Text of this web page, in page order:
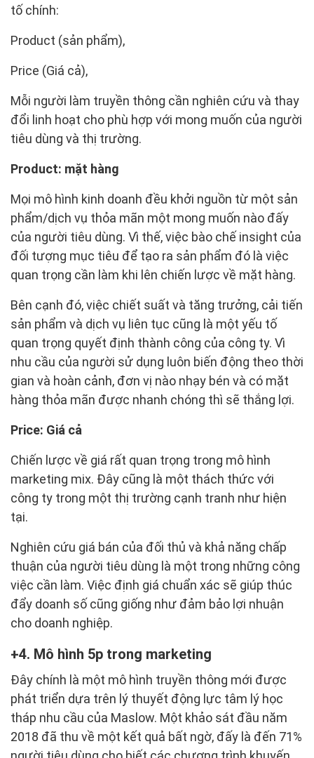
tố chính:
Product (sản phẩm),
Price (Giá cả),
Mỗi người làm truyền thông cần nghiên cứu và thay
đổi linh hoạt cho phù hợp với mong muốn của người
tiêu dùng và thị trường.
Product: mặt hàng
Mọi mô hình kinh doanh đều khởi nguồn từ một sản
phẩm/dịch vụ thỏa mãn một mong muốn nào đấy
của người tiêu dùng. Vì thế, việc bào chế insight của
đối tượng mục tiêu để tạo ra sản phẩm đó là việc
quan trọng cần làm khi lên chiến lược về mặt hàng.
Bên cạnh đó, việc chiết suất và tăng trưởng, cải tiến
sản phẩm và dịch vụ liên tục cũng là một yếu tố
quan trọng quyết định thành công của công ty. Vì
nhu cầu của người sử dụng luôn biến động theo thời
gian và hoàn cảnh, đơn vị nào nhạy bén và có mặt
hàng thỏa mãn được nhanh chóng thì sẽ thắng lợi.
Price: Giá cả
Chiến lược về giá rất quan trọng trong mô hình
marketing mix. Đây cũng là một thách thức với
công ty trong một thị trường cạnh tranh như hiện
tại.
Nghiên cứu giá bán của đối thủ và khả năng chấp
thuận của người tiêu dùng là một trong những công
việc cần làm. Việc định giá chuẩn xác sẽ giúp thúc
đẩy doanh số cũng giống như đảm bảo lợi nhuận
cho doanh nghiệp.
4. Mô hình 5p trong marketing
Đây chính là một mô hình truyền thông mới được
phát triển dựa trên lý thuyết động lực tâm lý học
tháp nhu cầu của Maslow. Một khảo sát đầu năm
2018 đã thu về một kết quả bất ngờ, đấy là đến 71%